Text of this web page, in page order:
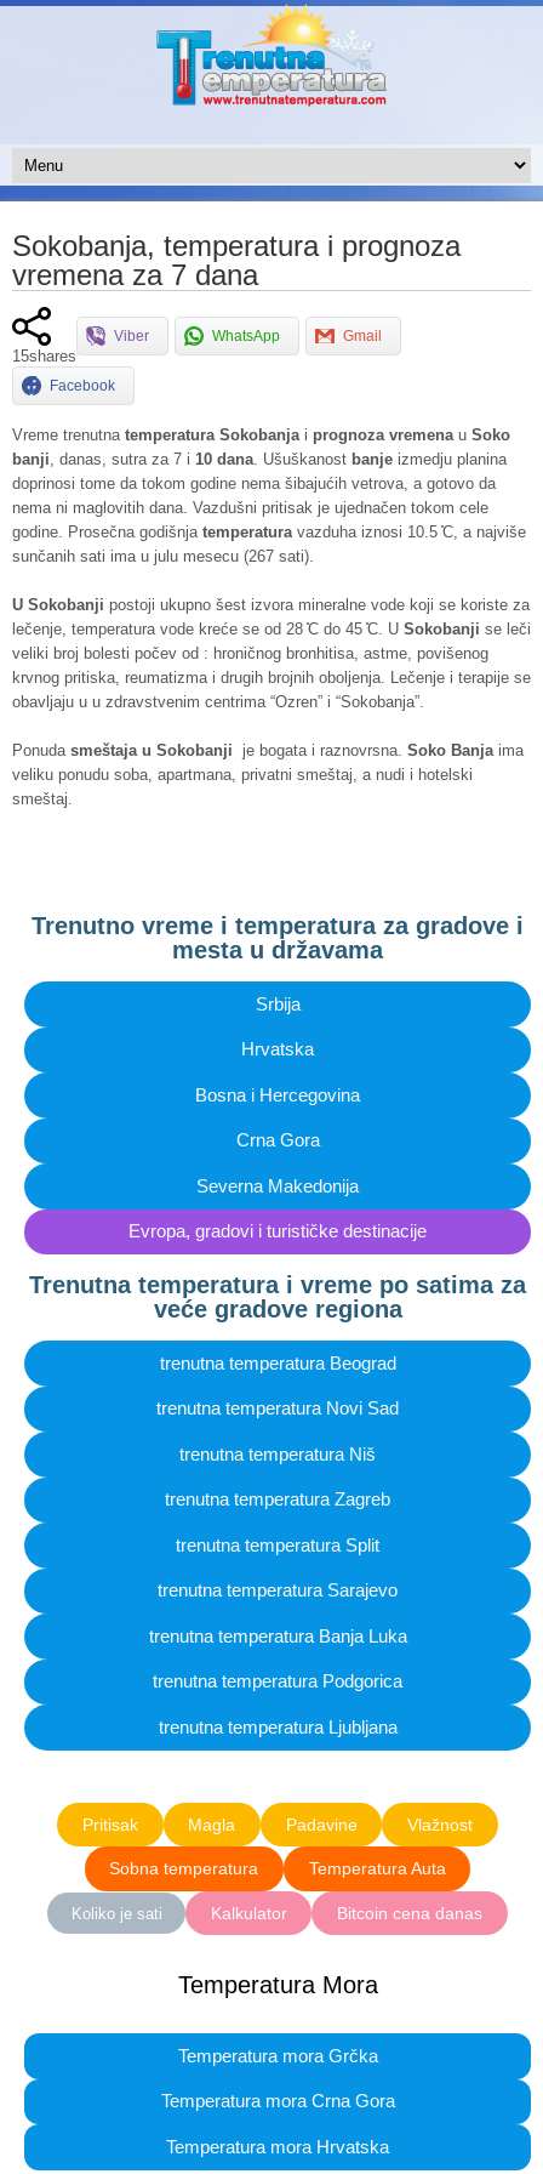
Sokobanja, temperatura i prognoza
vremena za 7 dana
15shares
Viber WhatsApp Gmail
Facebook
Vreme trenutna temperatura Sokobanjai prognoza vremenau Soko
banji, danas, sutra za 7 i 10 dana. Ušuškanost banje izmedju planina
doprinosi tome da tokom godine nema šibajućih vetrova, a gotovo da
nema ni maglovitih dana. Vazdušni pritisak je ujednačen tokom cele
godine. Prosečna godišnja temperaturavazduha iznosi 10.5 ̊C, a najviše
sunčanih sati ima u julu mesecu (267 sati).
U Sokobanji postoji ukupno šest izvora mineralne vode koji se koriste za
lečenje, temperatura vode kreće se od 28 ̊C do 45 ̊C. U Sokobanji se leči
veliki broj bolesti počev od : hroničnog bronhitisa, astme, povišenog
krvnog pritiska, reumatizma i drugih brojnih oboljenja. Lečenje i terapije se
obavljaju u u zdravstvenim centrima “Ozren” i “Sokobanja”.
Ponuda smeštaja u Sokobanji je bogata i raznovrsna. Soko Banjaima
veliku ponudu soba, apartmana, privatni smeštaj, a nudi i hotelski
smeštaj.
Trenutno vreme i temperatura za gradove i
mesta u državama
Srbija
Hrvatska
Bosna i Hercegovina
Crna Gora
Severna Makedonija
Evropa, gradovi i turističke destinacije
Trenutna temperatura i vreme po satima za
veće gradove regiona
trenutna temperatura Beograd
trenutna temperatura Novi Sad
trenutna temperatura Niš
trenutna temperatura Zagreb
trenutna temperatura Split
trenutna temperatura Sarajevo
trenutna temperatura Banja Luka
trenutna temperatura Podgorica
trenutna temperatura Ljubljana
Pritisak Magla Padavine Vlažnost
Sobna temperatura Temperatura Auta
Koliko je sati Kalkulator Bitcoin cena danas
Temperatura Mora
Temperatura mora Grčka
Temperatura mora Crna Gora
Temperatura mora Hrvatska